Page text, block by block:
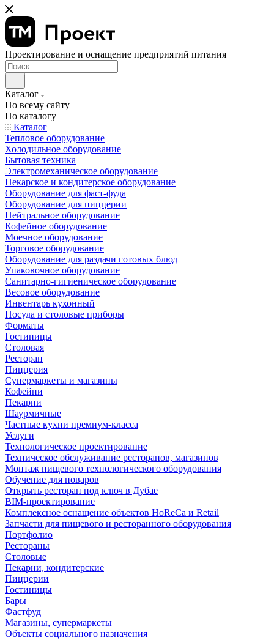
Проектирование и оснащение предприятий питания
Каталог
По всему сайту
По каталогу
Каталог
Тепловое оборудование
Холодильное оборудование
Бытовая техника
Электромеханическое оборудование
Пекарское и кондитерское оборудование
Оборудование для фаст-фуда
Оборудование для пиццерии
Нейтральное оборудование
Кофейное оборудование
Моечное оборудование
Торговое оборудование
Оборудование для раздачи готовых блюд
Упаковочное оборудование
Санитарно-гигиеническое оборудование
Весовое оборудование
Инвентарь кухонный
Посуда и столовые приборы
Форматы
Гостиницы
Столовая
Ресторан
Пиццерия
Супермаркеты и магазины
Кофейни
Пекарни
Шаурмичные
Частные кухни премиум-класса
Услуги
Технологическое проектирование
Техническое обслуживание ресторанов, магазинов
Монтаж пищевого технологического оборудования
Обучение для поваров
Открыть ресторан под ключ в Дубае
BIM-проектирование
Комплексное оснащение объектов HoReCa и Retail
Запчасти для пищевого и ресторанного оборудования
Портфолио
Рестораны
Столовые
Пекарни, кондитерские
Пиццерии
Гостиницы
Бары
Фастфуд
Магазины, супермаркеты
Объекты социального назначения